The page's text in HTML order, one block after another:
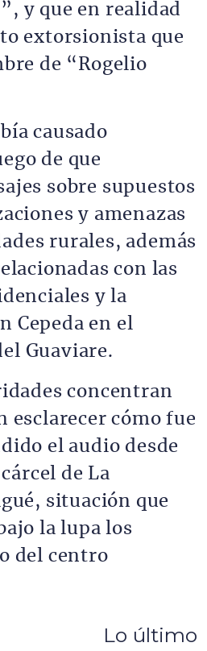
y que en realidad
extorsionista que
de “Rogelio
causado
de que
sobre supuestos
y amenazas
rurales, además
con las
y la
Cepeda en el
Guaviare.
concentran
esclarecer cómo fue
el audio desde
de La
situación que
la lupa los
del centro
Lo último